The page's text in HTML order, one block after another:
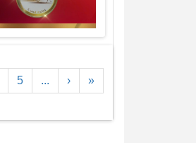
5 ... › »